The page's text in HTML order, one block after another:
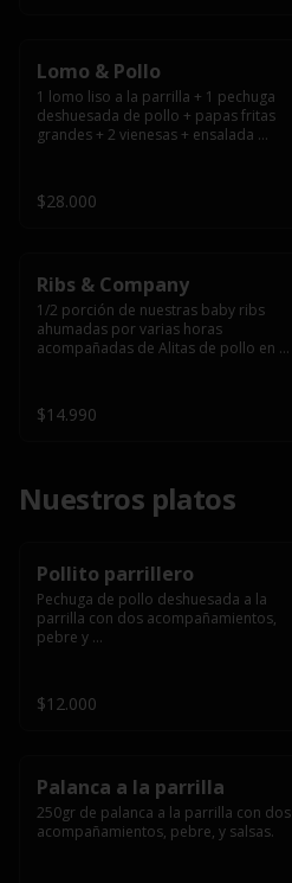
Lomo & Pollo
1 lomo liso a la parrilla + 1 pechuga
deshuesada de pollo + papas fritas
grandes + 2 vienesas + ensalada
$28.000
Ribs & Company
1/2 porción de nuestras baby ribs
ahumadas por varias horas
acompañadas de Alitas de pollo en
$14.990
Nuestros platos
Pollito parrillero
Pechuga de pollo deshuesada a la
parrilla con dos acompañamientos,
pebre y
$12.000
Palanca a la parrilla
250gr de palanca a la parrilla con dos
acompañamientos, pebre, y salsas.